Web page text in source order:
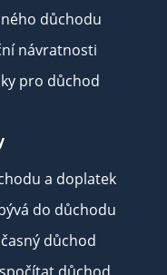
důchodu
návratnosti
pro důchod
a doplatek
do důchodu
důchod